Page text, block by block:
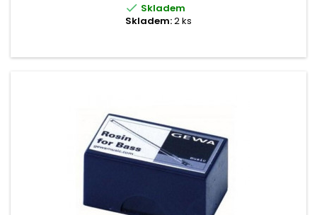
 Skladem
Skladem:2 ks